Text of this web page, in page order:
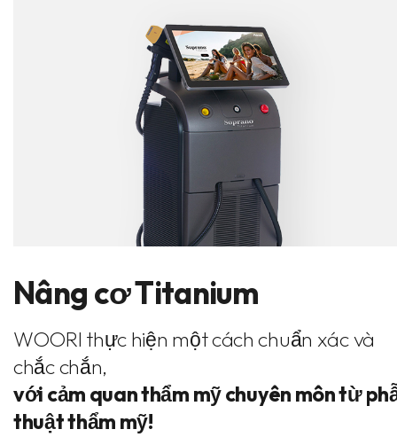
Nâng cơ Titanium
WOORI thực hiện một cách chuẩn xác và
chắc chắn,
với cảm quan thẩm mỹ chuyên môn từ
thuật thẩm mỹ!